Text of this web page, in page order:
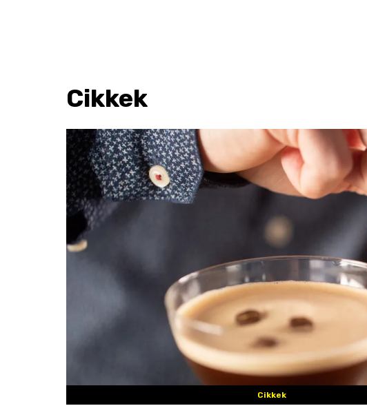
Cikkek
Cikkek